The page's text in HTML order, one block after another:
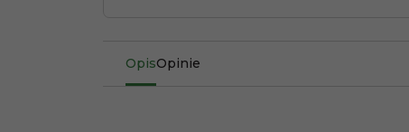
OpisOpinie